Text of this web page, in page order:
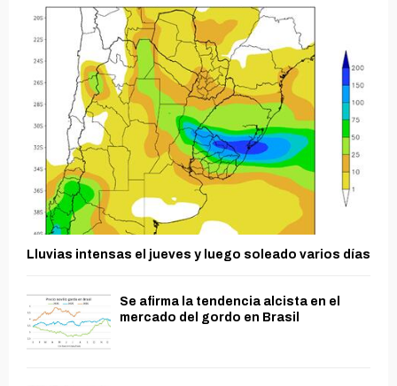
Lluvias intensas el jueves y luego soleado varios días
Se afirma la tendencia alcista en el
mercado del gordo en Brasil